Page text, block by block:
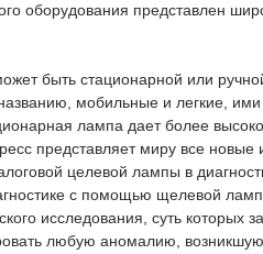
оборудования представлен
быть стационарной или
мобильные и легкие,
лампа дает более
представляет миру все
целевой лампы в
с помощью щелевой
исследования, суть
любую аномалию,